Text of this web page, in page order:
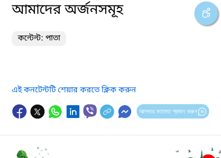
আমাদের অর্জনসমূহ
কন্টেন্ট: পাতা
এই কনটেন্টটি শেয়ার করতে ক্লিক করুন
আপনার মতামত প্রদান করুন